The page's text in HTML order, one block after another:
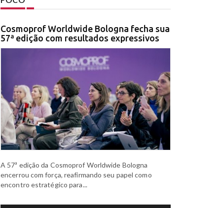
Cosmoprof Worldwide Bologna fecha sua
57ª edição com resultados expressivos
A 57ª edição da Cosmoprof Worldwide Bologna
encerrou com força, reafirmando seu papel como
encontro estratégico para...